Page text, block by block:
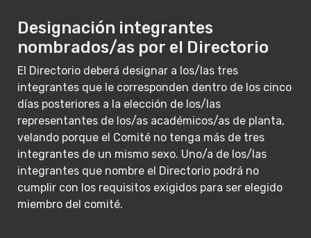
Designación integrantes
nombrados/as por el Directorio
El Directorio deberá designar a los/las tres
integrantes que le corresponden dentro de los cinco
días posteriores a la elección de los/las
representantes de los/as académicos/as de planta,
velando porque el Comité no tenga más de tres
integrantes de un mismo sexo. Uno/a de los/las
integrantes que nombre el Directorio podrá no
cumplir con los requisitos exigidos para ser elegido
miembro del comité.